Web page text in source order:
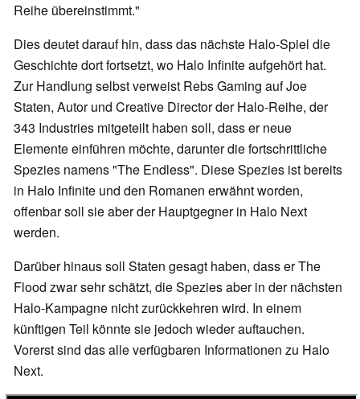
Reihe übereinstimmt."
Dies deutet darauf hin, dass das nächste Halo-Spiel die
Geschichte dort fortsetzt, wo Halo Infinite aufgehört hat.
Zur Handlung selbst verweist Rebs Gaming auf Joe
Staten, Autor und Creative Director der Halo-Reihe, der
343 Industries mitgeteilt haben soll, dass er neue
Elemente einführen möchte, darunter die fortschrittliche
Spezies namens "The Endless". Diese Spezies ist bereits
in Halo Infinite und den Romanen erwähnt worden,
offenbar soll sie aber der Hauptgegner in Halo Next
werden.
Darüber hinaus soll Staten gesagt haben, dass er The
Flood zwar sehr schätzt, die Spezies aber in der nächsten
Halo-Kampagne nicht zurückkehren wird. In einem
künftigen Teil könnte sie jedoch wieder auftauchen.
Vorerst sind das alle verfügbaren Informationen zu Halo
Next.